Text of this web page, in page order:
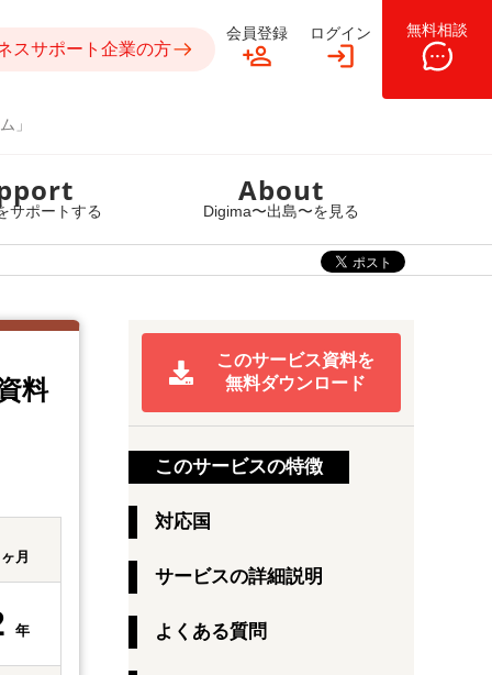
」
スサポート企業の方
会員登録 ログイン 無料相談
サポートする
About
Digima〜出島〜を見る
料
ヶ月
年
このサービス資料を
無料ダウンロード
このサービスの特徴
対応国
サービスの詳細説明
よくある質問